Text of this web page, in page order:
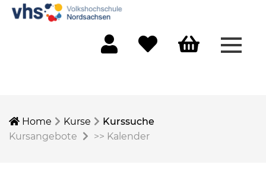
Home Kurse
Kurssuche
Kursangebote
>> Kalender